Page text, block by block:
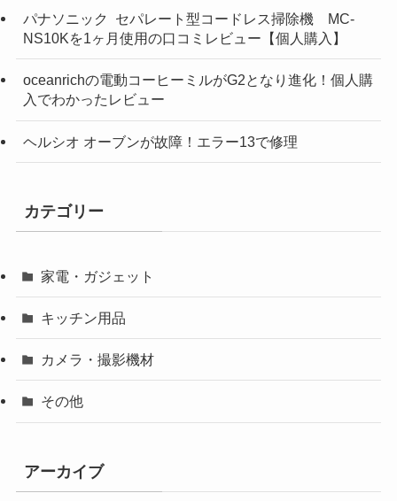
パナソニック セパレート型コードレス掃除機 MC-
NS10Kを1ヶ月使用の口コミレビュー【個人購入】
oceanrichの電動コーヒーミルがG2となり進化！個人購
入でわかったレビュー
ヘルシオ オーブンが故障！エラー13で修理
カテゴリー
家電・ガジェット
キッチン用品
カメラ・撮影機材
その他
アーカイブ